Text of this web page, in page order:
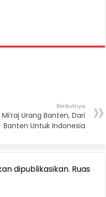
Berikutnya
Mi’raj Urang Banten, Dari
Banten Untuk Indonesia
dipublikasikan. Ruas